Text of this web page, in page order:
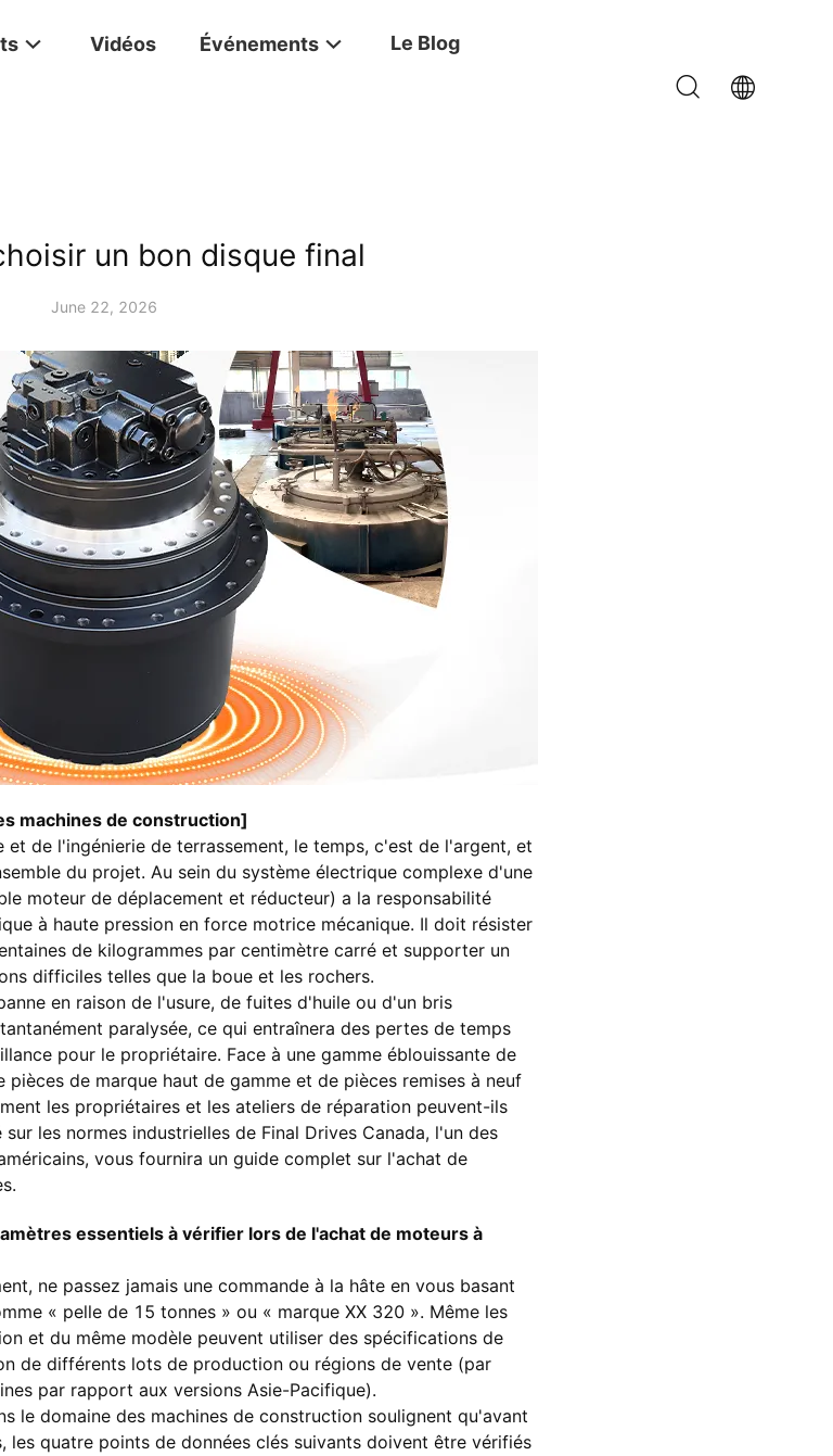
Vidéos Événements Le Blog
un bon disque final
June 22, 2026
machines de construction]
et de l'ingénierie de terrassement, le temps, c'est de l'argent, et
du projet. Au sein du système électrique complexe d'une
moteur de déplacement et réducteur) a la responsabilité
à haute pression en force motrice mécanique. Il doit résister
de kilogrammes par centimètre carré et supporter un
difficiles telles que la boue et les rochers.
en raison de l'usure, de fuites d'huile ou d'un bris
paralysée, ce qui entraînera des pertes de temps
pour le propriétaire. Face à une gamme éblouissante de
de marque haut de gamme et de pièces remises à neuf
les propriétaires et les ateliers de réparation peuvent-ils
les normes industrielles de Final Drives Canada, l'un des
vous fournira un guide complet sur l'achat de
essentiels à vérifier lors de l'achat de moteurs à
ne passez jamais une commande à la hâte en vous basant
« pelle de 15 tonnes » ou « marque XX 320 ». Même les
et du même modèle peuvent utiliser des spécifications de
de différents lots de production ou régions de vente (par
par rapport aux versions Asie-Pacifique).
le domaine des machines de construction soulignent qu'avant
les quatre points de données clés suivants doivent être vérifiés